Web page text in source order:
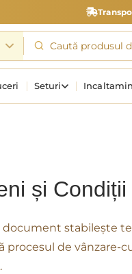
Seturi
și Condiții
document stabilește
procesul de
.